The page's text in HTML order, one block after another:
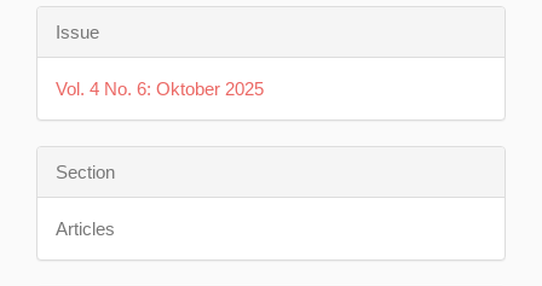
Issue
Vol. 4 No. 6: Oktober 2025
Section
Articles